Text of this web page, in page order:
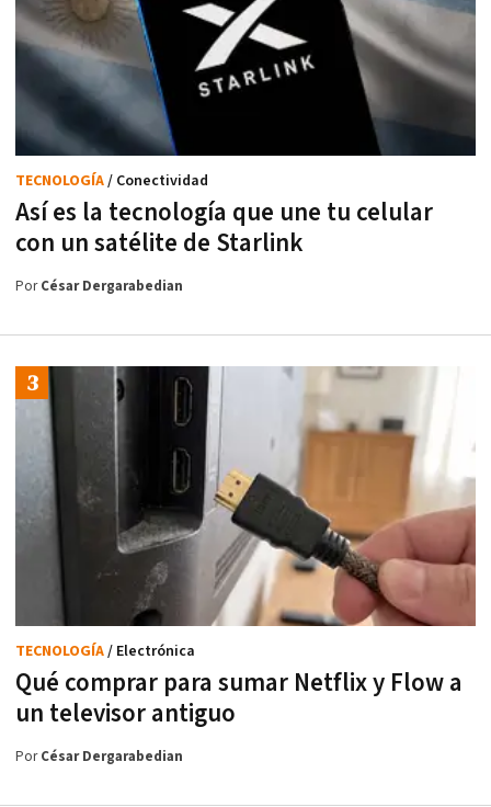
Así es la tecnología que une tu celular
con un satélite de Starlink
TECNOLOGÍA/ Conectividad
PorCésar Dergarabedian
Qué comprar para sumar Netflix y Flow a
un televisor antiguo
TECNOLOGÍA/ Electrónica
PorCésar Dergarabedian